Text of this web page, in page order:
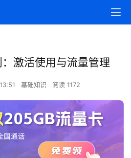
激活使用与流量管理
基础知识 阅读 1172